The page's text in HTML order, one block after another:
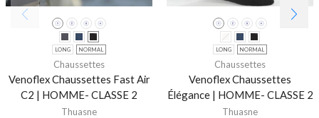
LONG NORMAL
Chaussettes
Venoflex Chaussettes Fast Air
C2 | HOMME- CLASSE 2
Thuasne
LONG NORMAL
Chaussettes
Venoflex Chaussettes
Élégance | HOMME- CLASSE 2
Thuasne